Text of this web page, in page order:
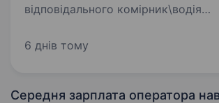
відповідального комірник\водія
важливо, щоб усе було на своїх
6 днів тому
Середня зарплата оператора